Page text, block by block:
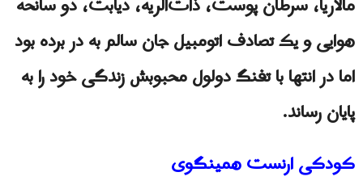
هوایی و یک تصادف اتومبیل جان سالم به در برده بود
اما در انتها با تفنگ دولول محبوبش زندگی خود را به
پایان رساند.
کودکی ارنست همینگوی